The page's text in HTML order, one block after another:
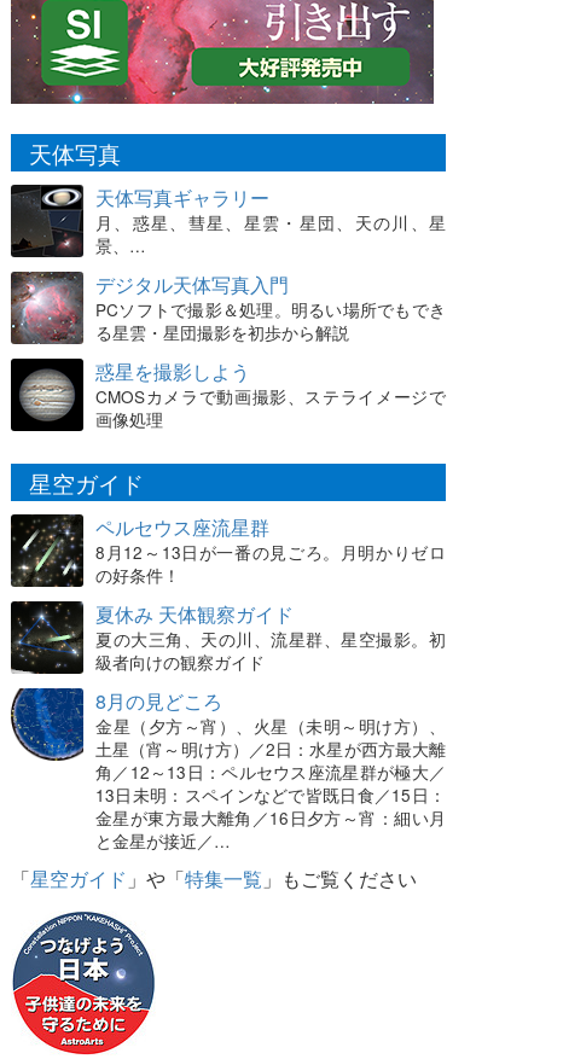
天体写真
天体写真ギャラリー
月、惑星、彗星、星雲・星団、天の川、星
景、…
デジタル天体写真入門
PCソフトで撮影＆処理。明るい場所でもでき
る星雲・星団撮影を初歩から解説
惑星を撮影しよう
CMOSカメラで動画撮影、ステライメージで
画像処理
星空ガイド
ペルセウス座流星群
8月12～13日が一番の見ごろ。月明かりゼロ
の好条件！
夏休み 天体観察ガイド
夏の大三角、天の川、流星群、星空撮影。初
級者向けの観察ガイド
8月の見どころ
金星（夕方～宵）、火星（未明～明け方）、
土星（宵～明け方）／2日：水星が西方最大離
角／12～13日：ペルセウス座流星群が極大／
13日未明：スペインなどで皆既日食／15日：
金星が東方最大離角／16日夕方～宵：細い月
と金星が接近／…
「星空ガイド 」や「特集一覧 」もご覧ください